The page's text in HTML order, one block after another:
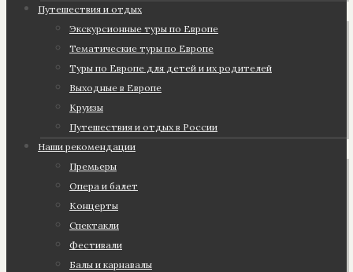
Путешествия и отдых
Экскурсионные туры по Европе
Тематические туры по Европе
Туры по Европе для детей и их родителей
Выходные в Европе
Круизы
Путешествия и отдых в России
Наши рекомендации
Премьеры
Опера и балет
Концерты
Спектакли
Фестивали
Балы и карнавалы